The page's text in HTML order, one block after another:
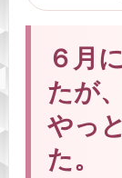
６月
たが
やっ
た。